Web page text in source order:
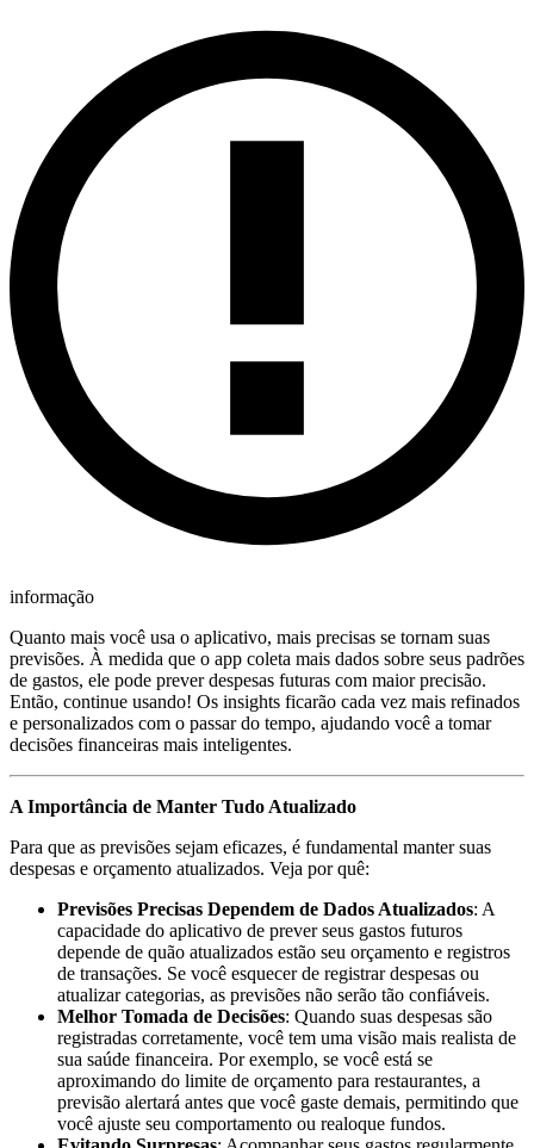
informação
Quanto mais você usa o aplicativo, mais precisas se tornam suas
previsões. À medida que o app coleta mais dados sobre seus padrões
de gastos, ele pode prever despesas futuras com maior precisão.
Então, continue usando! Os insights ficarão cada vez mais refinados
e personalizados com o passar do tempo, ajudando você a tomar
decisões financeiras mais inteligentes.
A Importância de Manter Tudo Atualizado
Para que as previsões sejam eficazes, é fundamental manter suas
despesas e orçamento atualizados. Veja por quê:
Previsões Precisas Dependem de Dados Atualizados: A
capacidade do aplicativo de prever seus gastos futuros
depende de quão atualizados estão seu orçamento e registros
de transações. Se você esquecer de registrar despesas ou
atualizar categorias, as previsões não serão tão confiáveis.
Melhor Tomada de Decisões: Quando suas despesas são
registradas corretamente, você tem uma visão mais realista de
sua saúde financeira. Por exemplo, se você está se
aproximando do limite de orçamento para restaurantes, a
previsão alertará antes que você gaste demais, permitindo que
você ajuste seu comportamento ou realoque fundos.